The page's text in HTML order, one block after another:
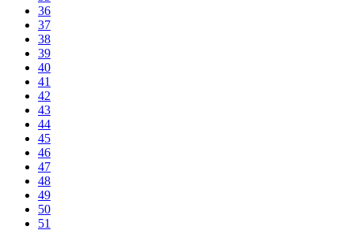
36
37
38
39
40
41
42
43
44
45
46
47
48
49
50
51